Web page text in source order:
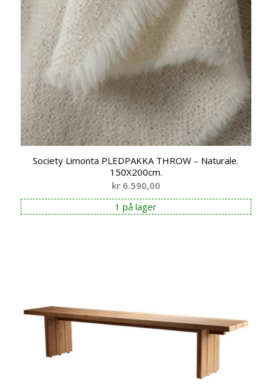
Society Limonta PLEDPAKKA THROW – Naturale.
150X200cm.
kr6.590,00
1 på lager